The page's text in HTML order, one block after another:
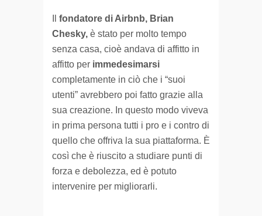
fondatore di Airbnb, Brian
Chesky, è stato per molto tempo
senza casa, cioè andava di affitto in
affitto per immedesimarsi
completamente in ciò che i “suoi
utenti” avrebbero poi fatto grazie alla
sua creazione. In questo modo viveva
in prima persona tutti i pro e i contro di
quello che offriva la sua piattaforma. È
così che è riuscito a studiare punti di
forza e debolezza, ed è potuto
intervenire per migliorarli.